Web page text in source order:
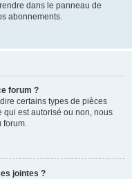
dans le panneau de
abonnements.
forum ?
certains types de pièces
qui est autorisé ou non, nous
forum.
jointes ?